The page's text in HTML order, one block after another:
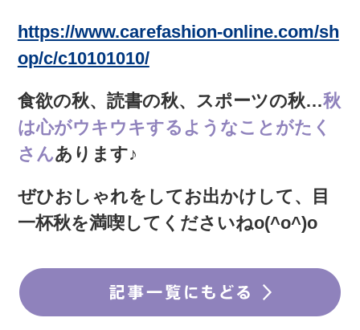
https://www.carefashion-online.com/sh
op/c/c10101010/
食欲の秋、読書の秋、スポーツの秋…秋
は心がウキウキするようなことがたく
さんあります♪
ぜひおしゃれをしてお出かけして、目
一杯秋を満喫してくださいねo(^o^)o